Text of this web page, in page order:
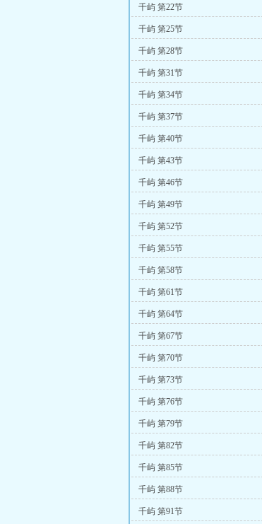
千屿 第22节
千屿 第25节
千屿 第28节
千屿 第31节
千屿 第34节
千屿 第37节
千屿 第40节
千屿 第43节
千屿 第46节
千屿 第49节
千屿 第52节
千屿 第55节
千屿 第58节
千屿 第61节
千屿 第64节
千屿 第67节
千屿 第70节
千屿 第73节
千屿 第76节
千屿 第79节
千屿 第82节
千屿 第85节
千屿 第88节
千屿 第91节